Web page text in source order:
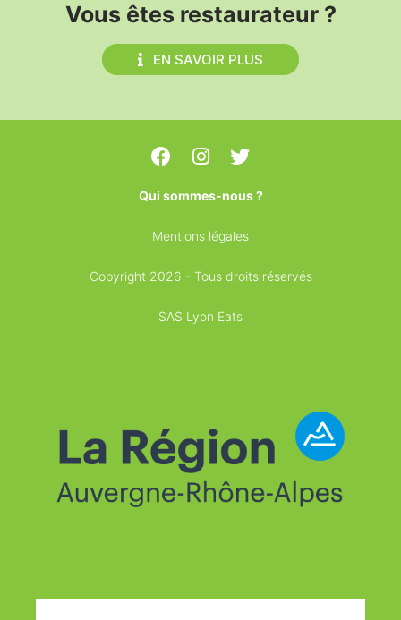
Vous êtes restaurateur ?
EN SAVOIR PLUS
Qui sommes-nous ?
Mentions légales
Copyright 2026 - Tous droits réservés
SAS Lyon Eats